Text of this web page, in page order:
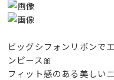
ビッグシフォンリボンで
ンピース🎀
フィット感のある美しい